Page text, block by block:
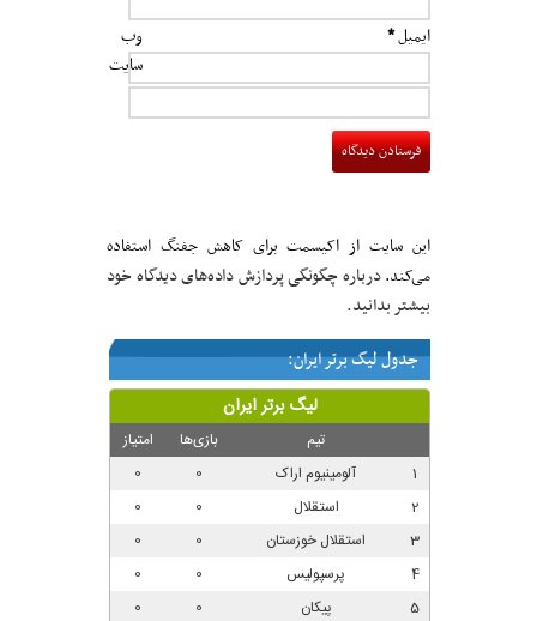
ایمیل*
وب‌
سایت
این سایت از اکیسمت برای کاهش جفنگ استفاده
می‌کند.درباره چگونگی پردازش داده‌های دیدگاه خود
بیشتر بدانید.
جدول لیگ برتر ایران: